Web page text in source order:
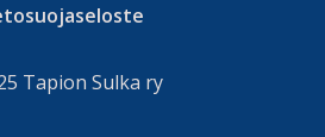
Tapion Sulka ry